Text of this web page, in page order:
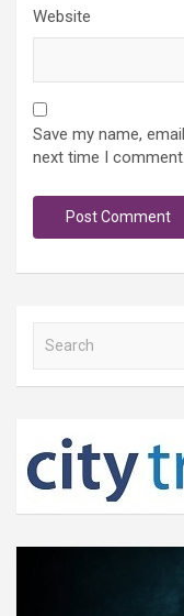
Website
Save my name,
next time I comment.
h